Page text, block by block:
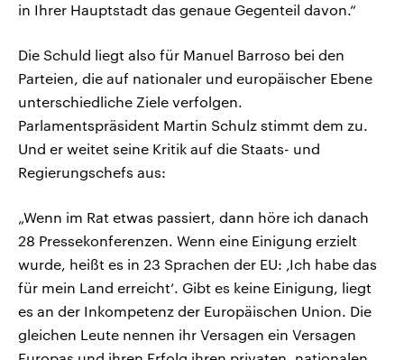
in Ihrer Hauptstadt das genaue Gegenteil davon.“
Die Schuld liegt also für Manuel Barroso bei den
Parteien, die auf nationaler und europäischer Ebene
unterschiedliche Ziele verfolgen.
Parlamentspräsident Martin Schulz stimmt dem zu.
Und er weitet seine Kritik auf die Staats- und
Regierungschefs aus:
„Wenn im Rat etwas passiert, dann höre ich danach
28 Pressekonferenzen. Wenn eine Einigung erzielt
wurde, heißt es in 23 Sprachen der EU: ‚Ich habe das
für mein Land erreicht‘. Gibt es keine Einigung, liegt
es an der Inkompetenz der Europäischen Union. Die
gleichen Leute nennen ihr Versagen ein Versagen